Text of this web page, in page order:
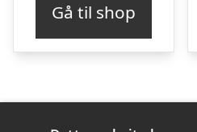
kr. 1.250,00.kr.
Gå til shop